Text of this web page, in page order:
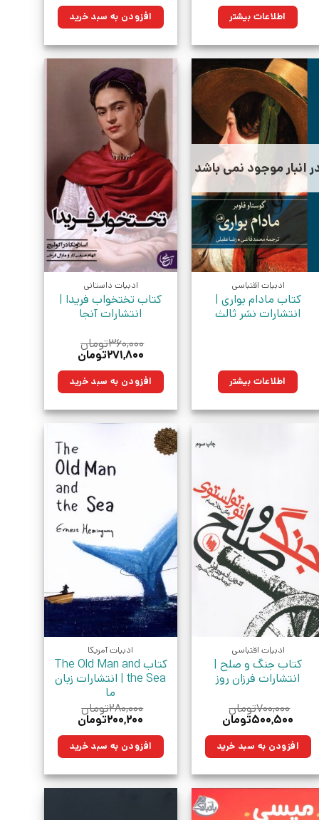
اطلاعات بیشتر ۲۴۳,۰۰۰تومان
بود.
۱۷۳,۷۴۵تومان.افزودن به سبد خرید
انبار موجود نمی باشد
ادبیات اقتباسی
کتاب مادام بواری |
انتشارات نشر ثالث
اطلاعات بیشتر
ادبیات داستانی
کتاب تختخواب فریدا |
انتشارات آنجا
۳۶۰,۰۰۰تومان
قیمت
۳۶۰,۰۰۰تومان
بود.
۲۷۱,۸۰۰تومان
۲۷۱,۸۰۰تومان.افزودن به سبد خرید
ادبیات اقتباسی
کتاب جنگ و صلح |
انتشارات فرزان روز
۷۰۰,۰۰۰تومان
قیمت
۷۰۰,۰۰۰تومان
بود.
۵۰۰,۵۰۰تومانقیمت
۵۰۰,۵۰۰تومان.افزودن به سبد خرید
ادبیات آمریکا
کتاب The Old Man and
the Sea | انتشارات زبان
ما
۲۸۰,۰۰۰تومان
قیمت
۲۸۰,۰۰۰تومان
بود.
۲۰۰,۲۰۰تومانقیمت
۲۰۰,۲۰۰تومان.افزودن به سبد خرید